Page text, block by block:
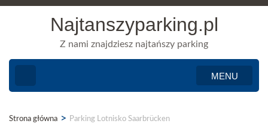
Najtanszyparking.pl
Z nami znajdziesz najtańszy parking
MENU
Strona główna > Parking Lotnisko Saarbrücken